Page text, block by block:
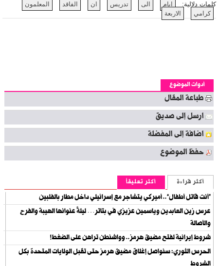
كلمات دلالية: ايام الى تدريس ان الفاقد
المعلمون
كرامي
الاربعة
أدوات الموضوع
طباعة المقال
ارسل إلى صديق
اضافة إلى المفضلة
حفظ الموضوع
أكثر قراءة أكثر تعليقاً
“أنت قاتل أطفال”.. أميركي يتشاجر مع إسرائيلي داخل مطار بالفلبين
عرس زين العابدين وياسمين عزيزي في بتاتر… ليلةٌ عنوانها الهيبة والفرح
والأصالة
شروط إيرانية لفتح مضيق هرمز.. وواشنطن تراهن على الضغط!
الحرس الثوري: سنواصل إغلاق مضيق هرمز حتى تقبل الولايات المتحدة بكل